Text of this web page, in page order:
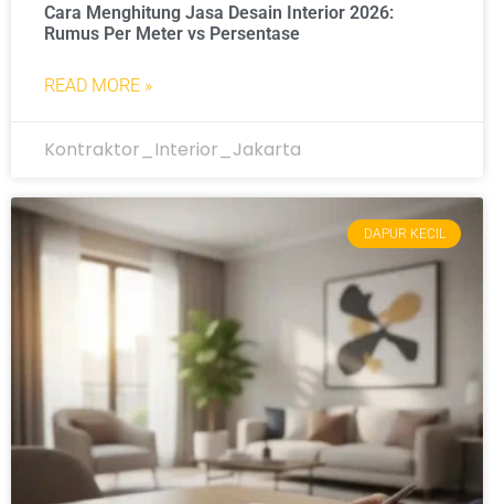
Cara Menghitung Jasa Desain Interior 2026:
Rumus Per Meter vs Persentase
READ MORE »
Kontraktor_Interior_Jakarta
DAPUR KECIL